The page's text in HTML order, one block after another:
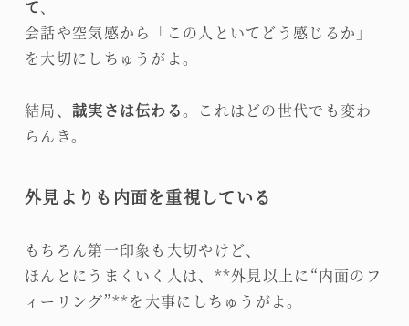
て、
会話や空気感から「この人といてどう感じるか」
を大切にしちゅうがよ。
結局、誠実さは伝わる。これはどの世代でも変わ
らんき。
外見よりも内面を重視している
もちろん第一印象も大切やけど、
ほんとにうまくいく人は、**外見以上に“内面のフ
ィーリング”**を大事にしちゅうがよ。